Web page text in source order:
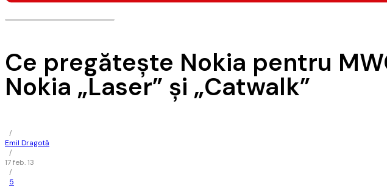
Ce pregătește Nokia pentru
Nokia „Laser” și „Catwalk”
/
Emil Dragotă
/
17 feb. 13
/
5